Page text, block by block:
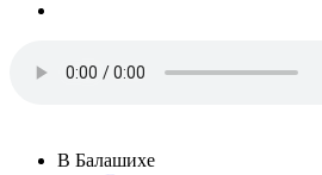
В Балашихе